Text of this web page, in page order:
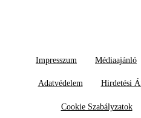
Impresszum Médiaajánló
Adatvédelem Hirdetési
Cookie Szabályzatok